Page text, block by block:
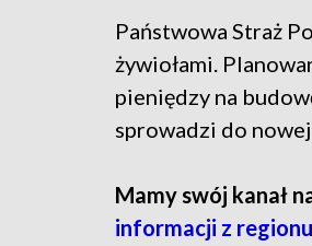
Państwowa Straż
żywiołami.
pieniędzy na
sprowadzi do
Mamy swój kanał
informacji z